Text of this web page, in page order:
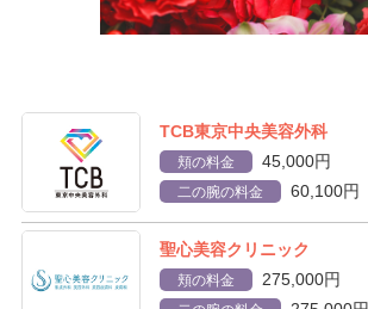
TCB東京中央美容外科
頬の料金 45,000円
二の腕の料金 60,100円
聖心美容クリニック
頬の料金 275,000円